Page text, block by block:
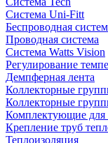
Система Uni-Fitt
Беспроводная
Проводная система
Система Watts Vision
Регулирование
Демпферная лента
Коллекторные
Коллекторные
Комплектующие для
Крепление труб
Теплоизоляция